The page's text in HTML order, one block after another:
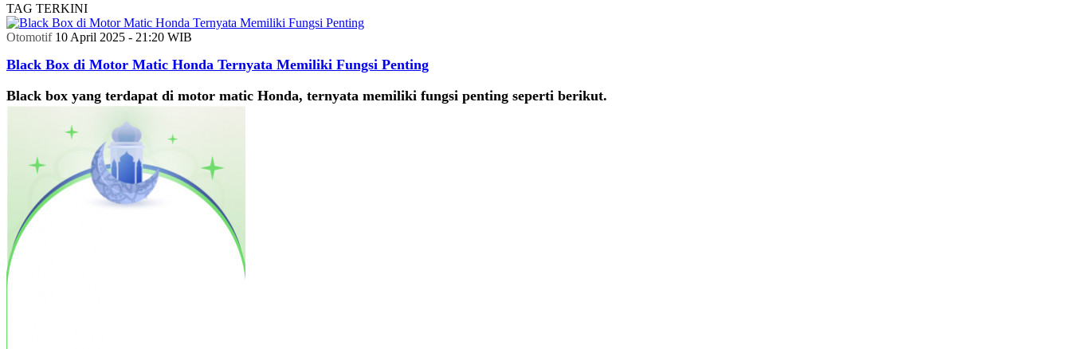
TAG TERKINI
Otomotif 10 April 2025 - 21:20 WIB
Black Box di Motor Matic Honda Ternyata Memiliki Fungsi Penting
Black box yang terdapat di motor matic Honda, ternyata memiliki fungsi penting seperti berikut.